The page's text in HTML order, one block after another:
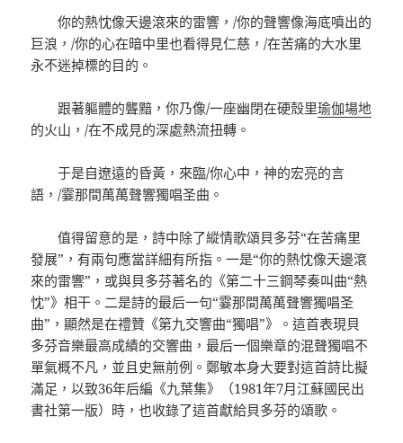
你的熱忱像天邊滾來的雷響，/你的聲響像海底噴出的
巨浪，/你的心在暗中里也看得見仁慈，/在苦痛的大水里
永不迷掉標的目的。
跟著軀體的聾黯，你乃像/一座幽閉在硬殼里瑜伽場地
的火山，/在不成見的深處熱流扭轉。
于是自遼遠的昏黃，來臨/你心中，神的宏亮的言
語，/霎那間萬萬聲響獨唱圣曲。
值得留意的是，詩中除了縱情歌頌貝多芬“在苦痛里
發展”，有兩句應當詳細有所指。一是“你的熱忱像天邊滾
來的雷響”，或與貝多芬著名的《第二十三鋼琴奏叫曲“熱
忱”》相干。二是詩的最后一句“霎那間萬萬聲響獨唱圣
曲”，顯然是在禮贊《第九交響曲“獨唱”》。這首表現貝
多芬音樂最高成績的交響曲，最后一個樂章的混聲獨唱不
單氣概不凡，並且史無前例。鄭敏本身大要對這首詩比擬
滿足，以致36年后編《九葉集》（1981年7月江蘇國民出
書社第一版）時，也收錄了這首獻給貝多芬的頌歌。